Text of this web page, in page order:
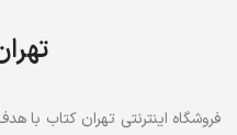
فروشگاه اینترنتی تهران کتاب با